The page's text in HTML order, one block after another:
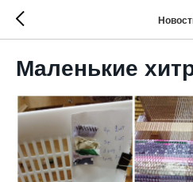
Маленькие